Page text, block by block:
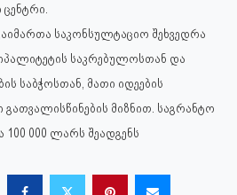
საკონსულტაციო შეხვედრა
საკრებულოსთან და
საბჭოსთან, მათი იდეების
გათვალისწინების მიზნით. საგრანტო
000 ლარს შეადგენს